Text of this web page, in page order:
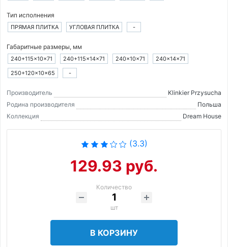
Тип исполнения
ПРЯМАЯ ПЛИТКА УГЛОВАЯ ПЛИТКА -
Габаритные размеры, мм
240+115×10×71 240+115×14×71 240×10×71
240×14×71
250+120×10×65
-
Производитель
Klinkier Przysucha
Родина производителя
Польша
Коллекция
Dream House
(3.3)
129.93 руб.
Количество
шт
В КОРЗИНУ